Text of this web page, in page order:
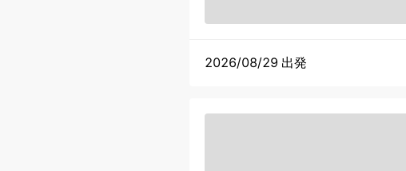
2026/08/29 出発